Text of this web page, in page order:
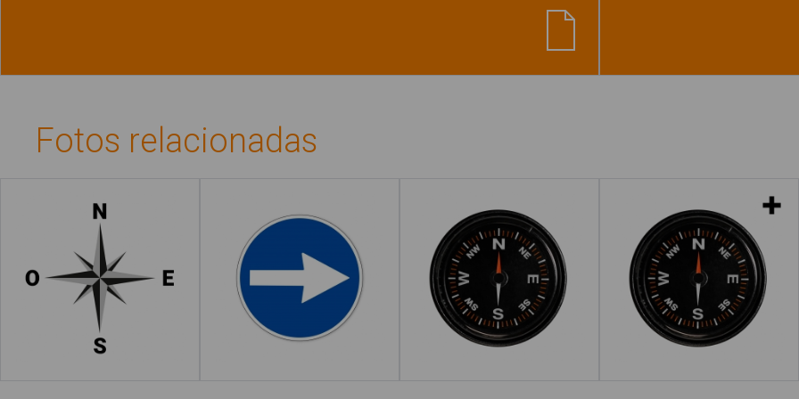
Fotos relacionadas
Leer más acerca de "Puntos
Puntos cardinales
Leer más
obligatoria
Leer más